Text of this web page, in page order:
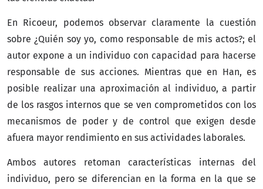
En Ricoeur, podemos observar claramente la cuestión
sobre ¿Quién soy yo, como responsable de mis actos?; el
autor expone a un individuo con capacidad para hacerse
responsable de sus acciones. Mientras que en Han, es
posible realizar una aproximación al individuo, a partir
de los rasgos internos que se ven comprometidos con los
mecanismos de poder y de control que exigen desde
afuera mayor rendimiento en sus actividades laborales.
Ambos autores retoman características internas del
individuo, pero se diferencian en la forma en la que se